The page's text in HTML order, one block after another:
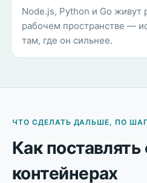
Node.js, Python и Go живут
рабочем пространстве —
там, где он сильнее.
ЧТО СДЕЛАТЬ ДАЛЬШЕ, ПО
Как
контейнерах